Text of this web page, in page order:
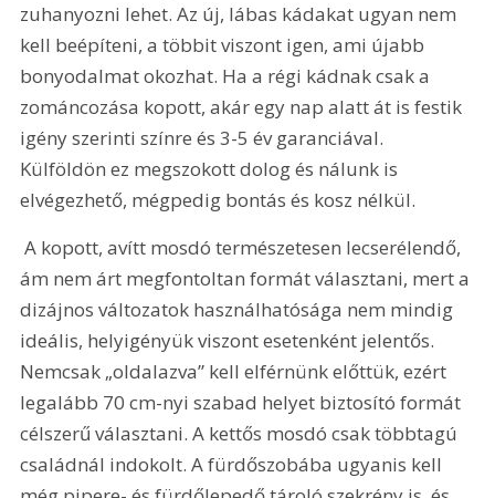
zuhanyozni lehet. Az új, lábas kádakat ugyan nem
kell beépíteni, a többit viszont igen, ami újabb
bonyodalmat okozhat. Ha a régi kádnak csak a
zománcozása kopott, akár egy nap alatt át is festik
igény szerinti színre és 3-5 év garanciával.
Külföldön ez megszokott dolog és nálunk is
elvégezhető, mégpedig bontás és kosz nélkül.
A kopott, avítt mosdó természetesen lecserélendő,
ám nem árt megfontoltan formát választani, mert a
dizájnos változatok használhatósága nem mindig
ideális, helyigényük viszont esetenként jelentős.
Nemcsak „oldalazva” kell elférnünk előttük, ezért
legalább 70 cm-nyi szabad helyet biztosító formát
célszerű választani. A kettős mosdó csak többtagú
családnál indokolt. A fürdőszobába ugyanis kell